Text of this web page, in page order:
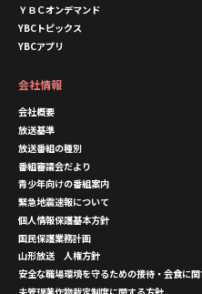
ＹＢＣオンデマンド
YBCトピックス
YBCアプリ
会社情報
会社概要
放送基準
放送番組の種別
番組審議会だより
青少年向けの番組案内
緊急地震速報について
個人情報保護基本方針
国民保護業務計画
山形放送 人権方針
安全な職場環境を守るための接待・会食に